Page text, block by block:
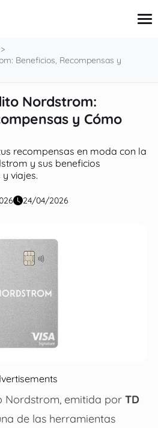
Beneficios, Recompensas y
Nordstrom:
y Cómo
recompensas en moda con la
y sus beneficios
viajes.
24/04/2026
Nordstrom, emitida por TD
de las herramientas